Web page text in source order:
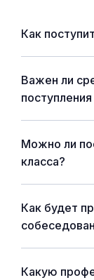
Как
Важен ли
Можно ли
класса?
Как будет
Какую